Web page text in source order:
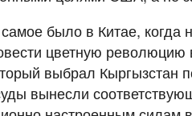
было в Китае,
цветную
выбрал Кыргызстан
вынесли